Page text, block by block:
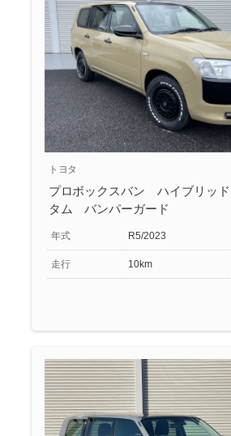
トヨタ
プロボックスバン ハイブリッ
タム バンパーガード
年式 R5/2023
走行 10km